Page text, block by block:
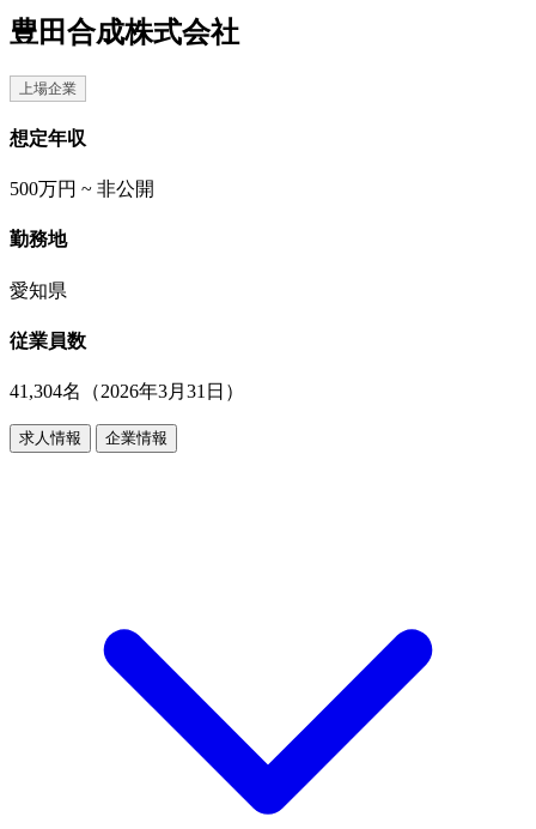
豊田合成株式会社
上場企業
想定年収
500万円 ~ 非公開
勤務地
愛知県
従業員数
41,304名（2026年3月31日）
求人情報 企業情報